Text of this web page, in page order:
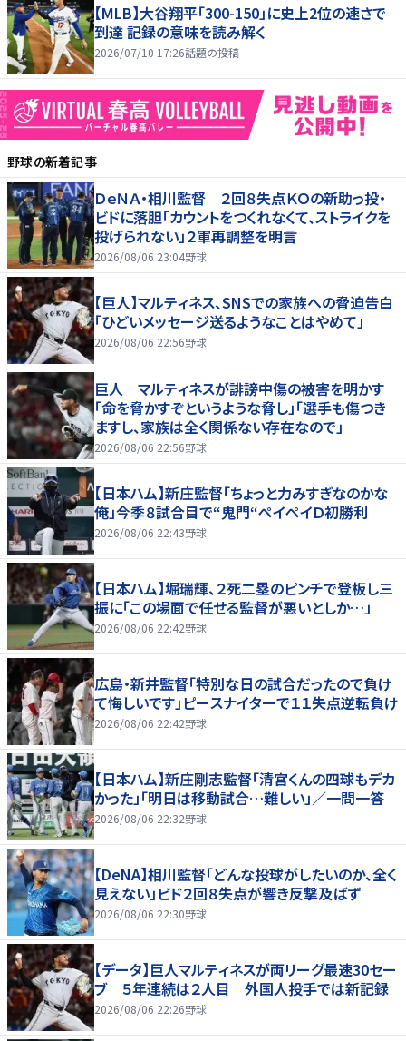
【MLB】大谷翔平「300-150」に史上2位の速さで
到達 記録の意味を読み解く
2026/07/10 17:26話題の投稿
野球の新着記事
ＤｅＮＡ・相川監督 ２回８失点ＫＯの新助っ投・
ビドに落胆「カウントをつくれなくて、ストライクを
投げられない」２軍再調整を明言
2026/08/06 23:04野球
【巨人】マルティネス、SNSでの家族への脅迫告白
「ひどいメッセージ送るようなことはやめて」
2026/08/06 22:56野球
巨人 マルティネスが誹謗中傷の被害を明かす
「命を脅かすぞというような脅し」「選手も傷つき
ますし、家族は全く関係ない存在なので」
2026/08/06 22:56野球
【日本ハム】新庄監督「ちょっと力みすぎなのかな
俺」今季８試合目で“鬼門“ペイペイＤ初勝利
2026/08/06 22:43野球
【日本ハム】堀瑞輝、２死二塁のピンチで登板し三
振に「この場面で任せる監督が悪いとしか…」
2026/08/06 22:42野球
広島・新井監督「特別な日の試合だったので負け
て悔しいです」ピースナイターで１１失点逆転負け
2026/08/06 22:42野球
【日本ハム】新庄剛志監督「清宮くんの四球もデカ
かった」「明日は移動試合…難しい」／一問一答
2026/08/06 22:32野球
【DeNA】相川監督「どんな投球がしたいのか、全く
見えない」ビド２回８失点が響き反撃及ばず
2026/08/06 22:30野球
【データ】巨人マルティネスが両リーグ最速30セー
ブ ５年連続は２人目 外国人投手では新記録
2026/08/06 22:26野球